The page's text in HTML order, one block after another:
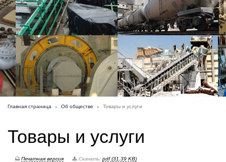
Главная страница Об обществе Товары и услуги
Товары и услуги
Печатная версия Скачать: pdf (31.39 KB)